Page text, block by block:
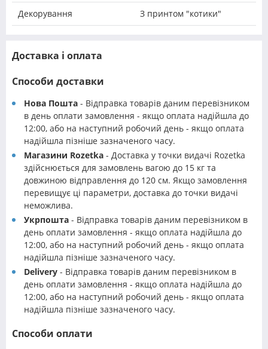
Декорування З принтом "котики"
Доставка і оплата
Способи доставки
Нова Пошта - Відправка товарів даним перевізником
в день оплати замовлення - якщо оплата надійшла до
12:00, або на наступний робочий день - якщо оплата
надійшла пізніше зазначеного часу.
Магазини Rozetka - Доставка у точки видачі Rozetka
здійснюється для замовлень вагою до 15 кг та
довжиною відправлення до 120 см. Якщо замовлення
перевищує ці параметри, доставка до точки видачі
неможлива.
Укрпошта - Відправка товарів даним перевізником в
день оплати замовлення - якщо оплата надійшла до
12:00, або на наступний робочий день - якщо оплата
надійшла пізніше зазначеного часу.
Delivery - Відправка товарів даним перевізником в
день оплати замовлення - якщо оплата надійшла до
12:00, або на наступний робочий день - якщо оплата
надійшла пізніше зазначеного часу.
Способи оплати